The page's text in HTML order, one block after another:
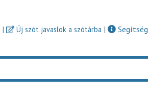
| Új szót javaslok a szótárba |
Segítség